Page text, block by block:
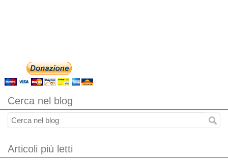
Cerca nel blog
Articoli più letti